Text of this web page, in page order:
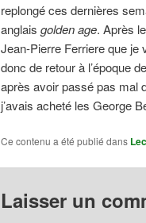
replongé ces dernières
anglais golden age. Après
Jean-Pierre Ferriere que je
donc de retour à l’époque
après avoir passé pas mal
j’avais acheté les George
Ce contenu a été publié dans
Laisser un